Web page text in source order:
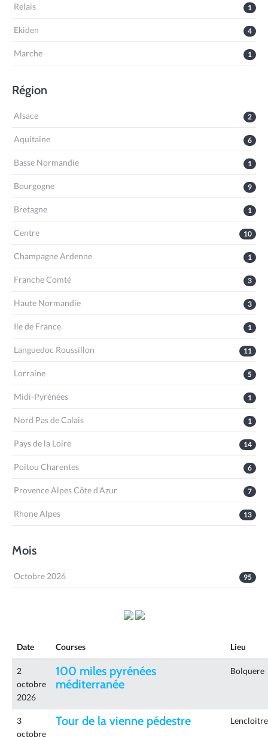
1
Relais
4
Ekiden
1
Marche
Région
2
Alsace
6
Aquitaine
1
Basse Normandie
9
Bourgogne
1
Bretagne
10
Centre
1
Champagne Ardenne
3
Franche Comté
3
Haute Normandie
1
Ile de France
11
Languedoc Roussillon
5
Lorraine
1
Midi-Pyrénées
1
Nord Pas de Calais
14
Pays de la Loire
6
Poitou Charentes
7
Provence Alpes Côte d'Azur
13
Rhone Alpes
Mois
95
Octobre 2026
Date Courses Lieu
2
octobre
2026
100 miles pyrénées
méditerranée
Bolquere
3
octobre
Tour de la vienne pédestre Lencloitre